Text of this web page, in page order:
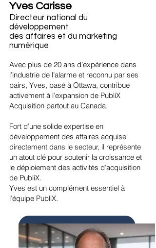
Yves Carisse
Directeur national du
développement
des affaires et du marketing
numérique
Avec plus de 20 ans d’expérience dans
l’industrie de l’alarme et reconnu par ses
pairs, Yves, basé à Ottawa, contribue
activement à l’expansion de PubliX
Acquisition partout au Canada.
Fort d’une solide expertise en
développement des affaires acquise
directement dans le secteur, il représente
un atout clé pour soutenir la croissance et
le déploiement des activités d’acquisition
de PubliX.
Yves est un complément essentiel à
l’équipe PubliX.
POSEZ-MOI UNE QUESTION
✉ ycarisse@publixacquisition.com